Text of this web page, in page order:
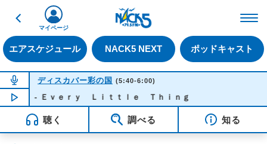
戻る
エアスケジュール NACK5 NEXT ポッドキャスト
マイページ
NOW ON AIR
ディスカバー彩の国 (5:40-6:00)
NOW PLAYING 05:42
Ｓ - Ｅｖｅｒｙ Ｌｉｔｔｌｅ Ｔｈｉｎｇ
聴く 調べる 知る